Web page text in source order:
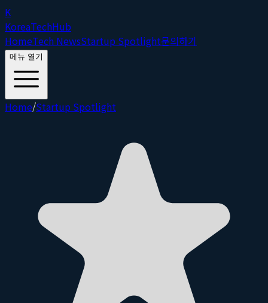
K
KoreaTechHub
HomeTech NewsStartup Spotlight문의하기
메뉴 열기
Home/Startup Spotlight